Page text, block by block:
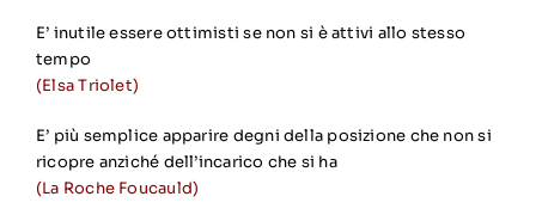
E’ inutile essere ottimisti se non si è attivi allo stesso
tempo
(Elsa Triolet)
E’ più semplice apparire degni della posizione che non si
ricopre anziché dell’incarico che si ha
(La Roche Foucauld)